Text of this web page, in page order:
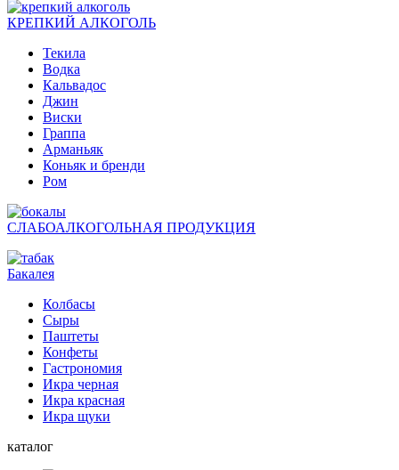
КРЕПКИЙ АЛКОГОЛЬ
Текила
Водка
Кальвадос
Джин
Виски
Граппа
Арманьяк
Коньяк и бренди
Ром
СЛАБОАЛКОГОЛЬНАЯ ПРОДУКЦИЯ
Бакалея
Колбасы
Сыры
Паштеты
Конфеты
Гастрономия
Икра черная
Икра красная
Икра щуки
каталог